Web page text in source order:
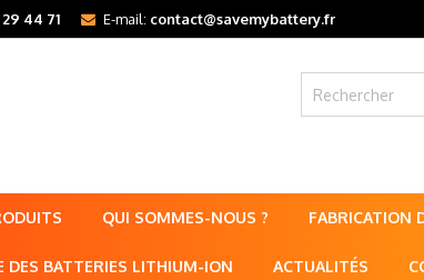
44 71 E-mail: contact@savemybattery.fr
QUI SOMMES-NOUS ? FABRICATION
DES BATTERIES LITHIUM-ION ACTUALITÉS